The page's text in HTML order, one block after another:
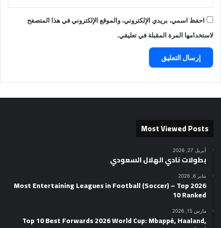
احفظ اسمي، بريدي الإلكتروني، والموقع الإلكتروني في هذا المتصفح
لاستخدامها المرة المقبلة في تعليقي.
Most Viewed Posts
أبريل 27, 2026
بطولات نادي الهلال السعودي
يناير 6, 2026
2026 Most Entertaining Leagues in Football (Soccer) – Top
10 Ranked
مارس 15, 2026
Top 10 Best Forwards 2026 World Cup: Mbappé, Haaland,